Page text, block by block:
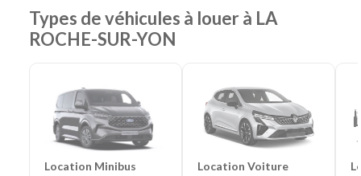
Monospaces et Minibus
- Cabriolets
Catégories d'utilitaires : Camions de déménagement
Frigorifiques-Véhicules de société
Types de véhicules à louer à LA
ROCHE-SUR-YON
Location Minibus Location Voiture